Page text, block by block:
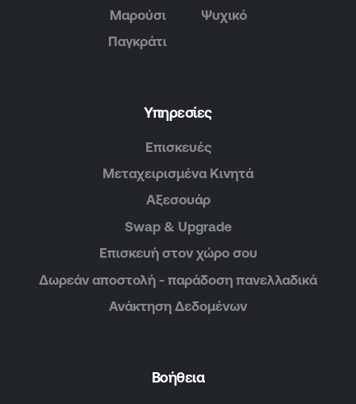
Μαρούσι
Παγκράτι
Ψυχικό
Υπηρεσίες
Επισκευές
Μεταχειρισμένα Κινητά
Αξεσουάρ
Swap & Upgrade
Επισκευή στον χώρο σου
Δωρεάν αποστολή - παράδοση πανελλαδικά
Ανάκτηση Δεδομένων
Βοήθεια